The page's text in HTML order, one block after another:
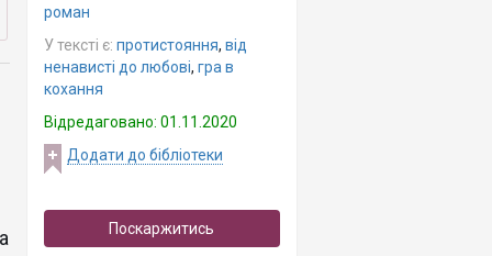
роман
У тексті є: протистояння, від
ненависті до любові, гра в
кохання
Відредаговано: 01.11.2020
Додати до бібліотеки
Поскаржитись